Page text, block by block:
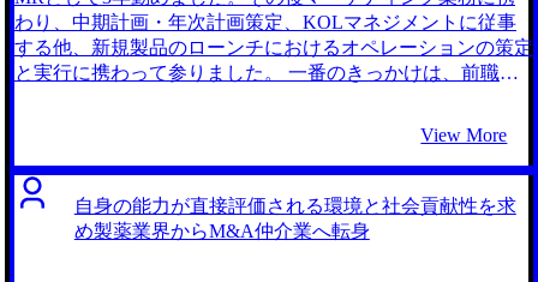
わり、中期計画・年次計画策定、KOLマネジメントに従事
する他、新規製品のローンチにおけるオペレーションの策定
と実行に携わって参りました。 一番のきっかけは、前職の
の経営課題を抱えていたのですが、上層部の対応は常に後手
後手で、抜本的な解決策が提示されることはありませんでし
た。それに加えて、人事評価制度の改悪が繰り返されるな
ど、社員を大切にしない姿勢が浮き彫りになっていました。
View More
自身の能力が直接評価される環境と社会貢献性を求
め製薬業界からM&A仲介業へ転身